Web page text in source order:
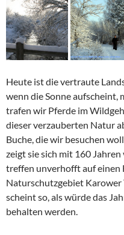
Heute ist die vertraute
wenn die Sonne aufscheint,
trafen wir Pferde im
dieser verzauberten Natur
Buche, die wir besuchen
zeigt sie sich mit 160
treffen unverhofft auf einen
Naturschutzgebiet Karower
scheint so, als würde das
behalten werden.